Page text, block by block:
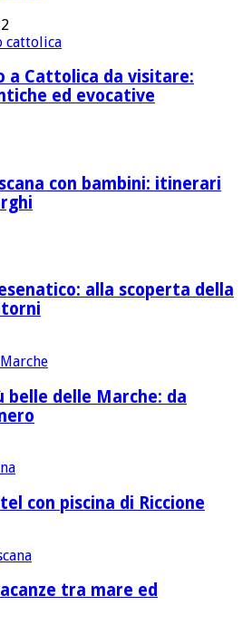
a Cattolica da visitare:
ed evocative
con bambini: itinerari
alla scoperta della
belle delle Marche: da
con piscina di Riccione
tra mare ed